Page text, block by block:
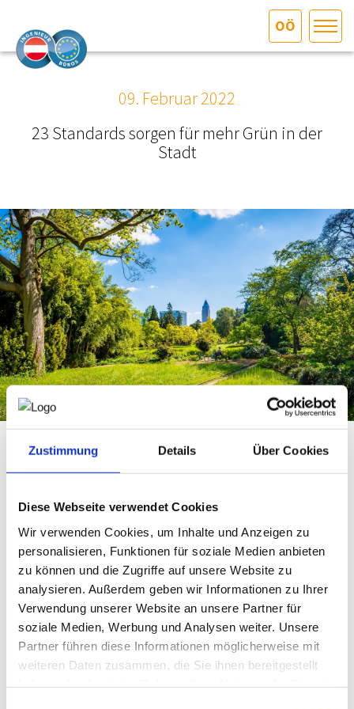
Zustimmung Details Über Cookies
Diese Webseite verwendet Cookies
Wir verwenden Cookies, um Inhalte und Anzeigen zu
personalisieren, Funktionen für soziale Medien anbieten
zu können und die Zugriffe auf unsere Website zu
analysieren. Außerdem geben wir Informationen zu Ihrer
Verwendung unserer Website an unsere Partner für
soziale Medien, Werbung und Analysen weiter. Unsere
Partner führen diese Informationen möglicherweise mit
weiteren Daten zusammen, die Sie ihnen bereitgestellt
OÖ
DAS INGENIEURBÜRO
INTERESSEN­VERTRETUNG
MITGLIEDER­VERZEICHNIS
KONTAKT
WKO.AT
09. Februar 2022
23 Standards sorgen für mehr Grün in der
Stadt
Standards für Gartengestaltung und Landschaftsbau
Oasen“ wesentlich zur Erholung und zum Wohlbefinden der
Menschen bei. Daher hat Austrian Standards in der sechsten
Auflage des Handbuchs „Normensammlung
Gartengestaltung und Landschaftsbau“ insgesamt 23
Standards zusammengefasst und aktualisiert. Diesen
Standards – neben den Fachkenntnissen der Gärtner:innen
und Gestalter:innen – ist die Gestaltung und Pflege von
Plätzen, Parks sowie Gärten im städtischen Gebiet zu
verdanken.